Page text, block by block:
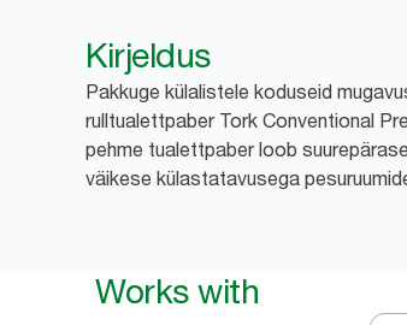
Kirjeldus
Pakkuge külalistele koduseid
rulltualettpaber Tork Conventional
pehme tualettpaber loob
väikese külastatavusega
Works with